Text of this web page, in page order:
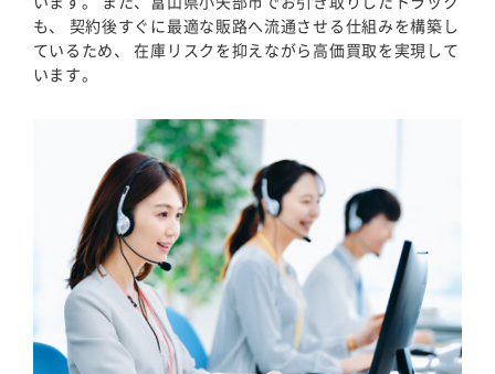
も、 契約後すぐに最適な販路へ流通させる仕組みを構築し
ているため、 在庫リスクを抑えながら高価買取を実現して
います。